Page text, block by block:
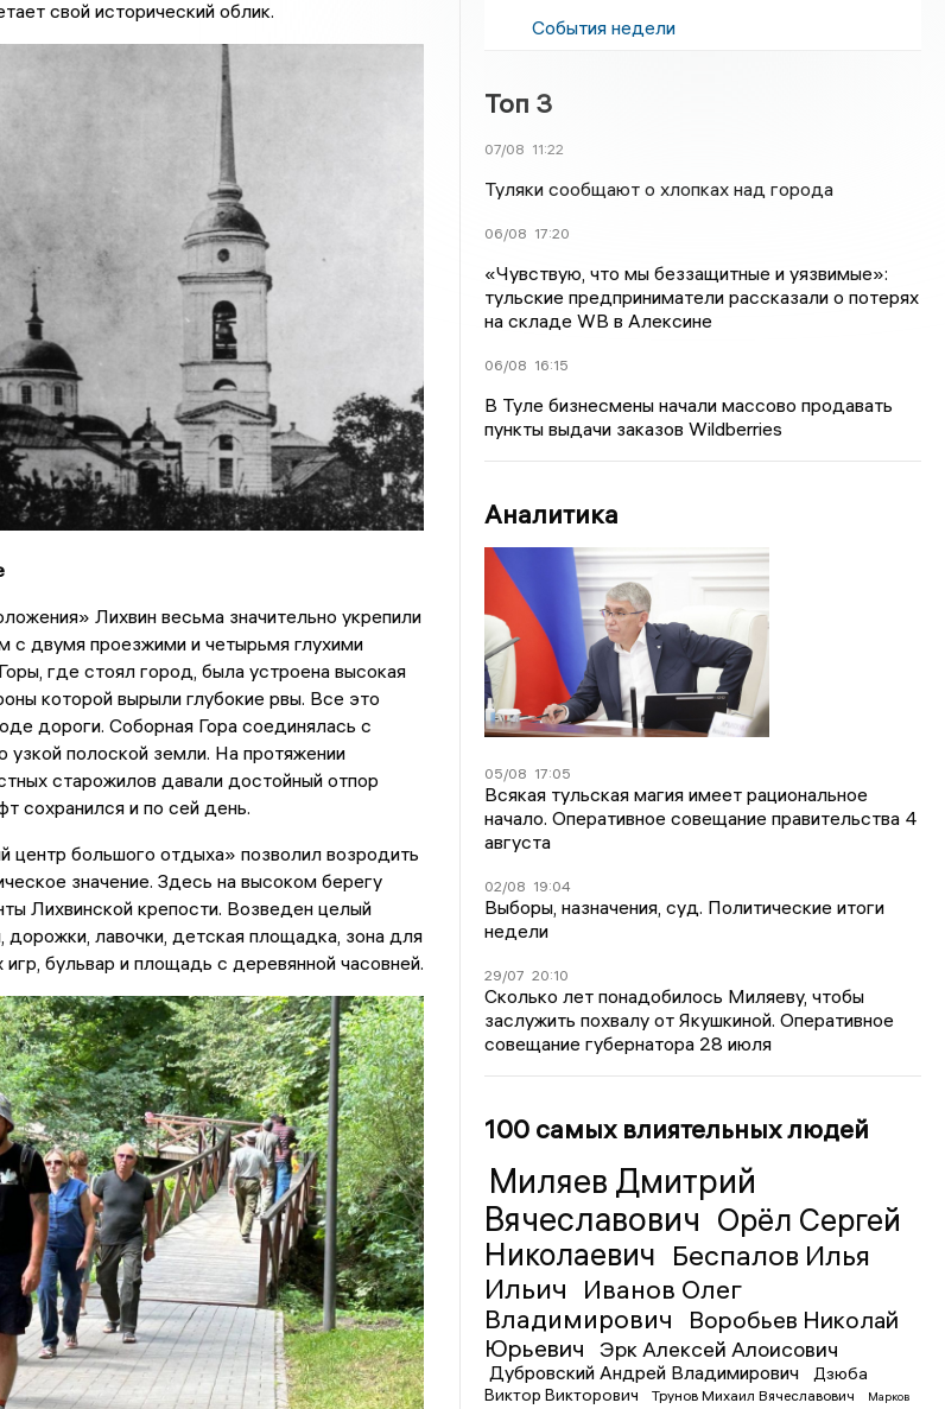
свой исторический облик.
Лихвин весьма значительно укрепили
двумя проезжими и четырьмя глухими
где стоял город, была устроена высокая
которой вырыли глубокие рвы. Все это
дороги. Соборная Гора соединялась с
узкой полоской земли. На протяжении
старожилов давали достойный отпор
сохранился и по сей день.
центр большого отдыха» позволил возродить
значение. Здесь на высоком берегу
Лихвинской крепости. Возведен целый
дорожки, лавочки, детская площадка, зона для
бульвар и площадь с деревянной часовней.
События недели
Топ 3
07/08 11:22
Туляки сообщают о хлопках над города
06/08 17:20
«Чувствую, что мы беззащитные и уязвимые»:
тульские предприниматели рассказали о потерях
на складе WB в Алексине
06/08 16:15
В Туле бизнесмены начали массово продавать
пункты выдачи заказов Wildberries
Аналитика
05/08 17:05
Всякая тульская магия имеет рациональное
начало. Оперативное совещание правительства 4
августа
02/08 19:04
Выборы, назначения, суд. Политические итоги
недели
29/07 20:10
Сколько лет понадобилось Миляеву, чтобы
заслужить похвалу от Якушкиной. Оперативное
совещание губернатора 28 июля
100 самых влиятельных людей
Миляев Дмитрий
Вячеславович Орёл Сергей
Николаевич Беспалов Илья
Ильич
Иванов Олег
Владимирович
Воробьев Николай
Юрьевич
Эрк Алексей Алоисович
Дубровский Андрей Владимирович
Дзюба
Виктор Викторович
Трунов Михаил Вячеславович
Марков